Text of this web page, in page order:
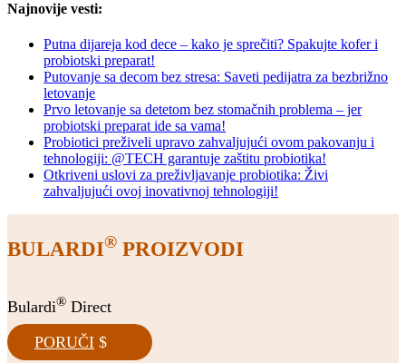
Najnovije vesti:
Putna dijareja kod dece – kako je sprečiti? Spakujte kofer i
probiotski preparat!
Putovanje sa decom bez stresa: Saveti pedijatra za bezbrižno
letovanje
Prvo letovanje sa detetom bez stomačnih problema – jer
probiotski preparat ide sa vama!
Probiotici preživeli upravo zahvaljujući ovom pakovanju i
tehnologiji: @TECH garantuje zaštitu probiotika!
Otkriveni uslovi za preživljavanje probiotika: Živi
zahvaljujući ovoj inovativnoj tehnologiji!
BULARDI® PROIZVODI
Bulardi® Direct
PORUČI